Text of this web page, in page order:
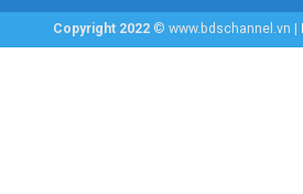
Copyright 2022© www.bdschannel.vn |